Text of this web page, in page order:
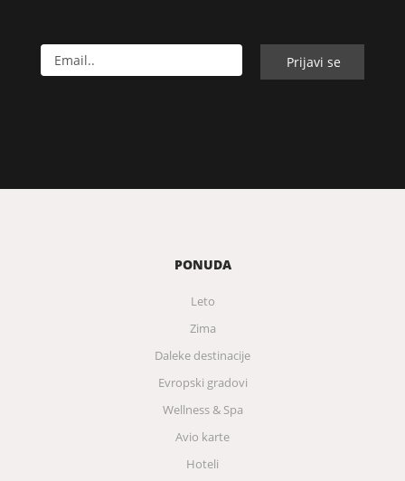
PONUDA
Leto
Zima
Daleke destinacije
Evropski gradovi
Wellness & Spa
Avio karte
Hoteli